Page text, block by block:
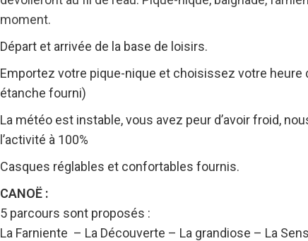
moment.
Départ et arrivée de la base de loisirs.
Emportez votre pique-nique et choisissez votre
étanche fourni)
La météo est instable, vous avez peur d’avoir froid,
l’activité à 100%
Casques réglables et confortables fournis.
CANOË :
5 parcours sont proposés :
La Farniente – La Découverte – La grandiose – La